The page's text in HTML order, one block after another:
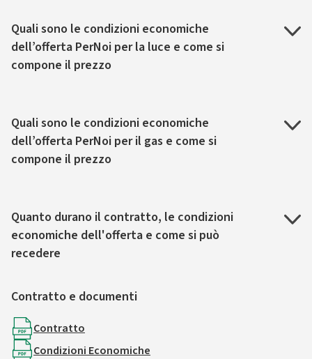
Quali sono le condizioni economiche
dell’offerta PerNoi per la luce e come si
compone il prezzo
Quali sono le condizioni economiche
dell’offerta PerNoi per il gas e come si
compone il prezzo
Quanto durano il contratto, le condizioni
economiche dell'offerta e come si può
recedere
Contratto e documenti
Contratto
Condizioni Economiche